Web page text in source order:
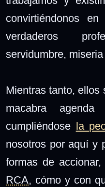
convirtiéndonos
verdaderos
servidumbre,
Mientras tanto, ellos
macabra
cumpliéndose la
nosotros por aquí y
formas de
RCA, cómo y con